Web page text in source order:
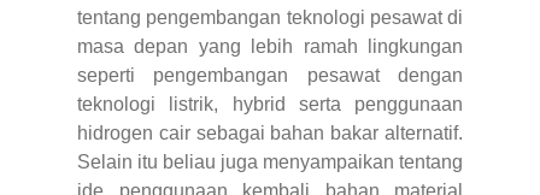
tentang pengembangan teknologi pesawat di
masa depan yang lebih ramah lingkungan
seperti pengembangan pesawat dengan
teknologi listrik, hybrid serta penggunaan
hidrogen cair sebagai bahan bakar alternatif.
Selain itu beliau juga menyampaikan tentang
ide penggunaan kembali bahan material